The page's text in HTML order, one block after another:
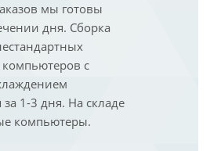
мы готовы
дня. Сборка
с
за 1-3 дня. На складе
компьютеры.